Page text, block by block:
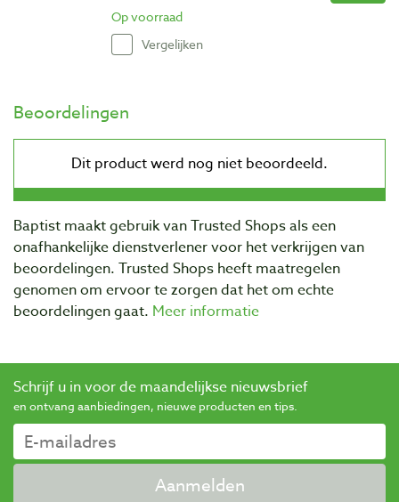
Op voorraad
Vergelijken
Beoordelingen
Baptist maakt gebruik van Trusted Shops als een
onafhankelijke dienstverlener voor het verkrijgen van
beoordelingen. Trusted Shops heeft maatregelen
genomen om ervoor te zorgen dat het om echte
beoordelingen gaat. Meer informatie
Schrijf u in voor de maandelijkse nieuwsbrief
en ontvang aanbiedingen, nieuwe producten en tips.
Aanmelden